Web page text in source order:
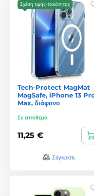
Σχέση τιμής-ποιότητας
Tech-Protect MagMat
MagSafe, iPhone 13
Max, διάφανο
Σε απόθεμα
11,25 €
Σύγκριση